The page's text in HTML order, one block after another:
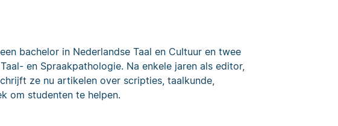
bachelor in Nederlandse Taal en Cultuur en twee
en Spraakpathologie. Na enkele jaren als editor,
ze nu artikelen over scripties, taalkunde,
om studenten te helpen.